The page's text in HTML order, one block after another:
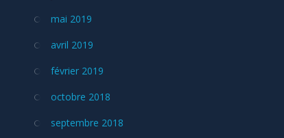
mai 2019
avril 2019
février 2019
octobre 2018
septembre 2018